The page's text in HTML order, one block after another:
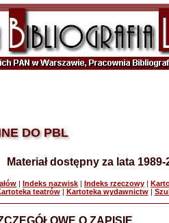
DO PBL
Materiał dostępny za lata 1989-
| Indeks nazwisk | Indeks rzeczowy |
teatrów| Kartoteka wydawnictw|
O ZAPISIE